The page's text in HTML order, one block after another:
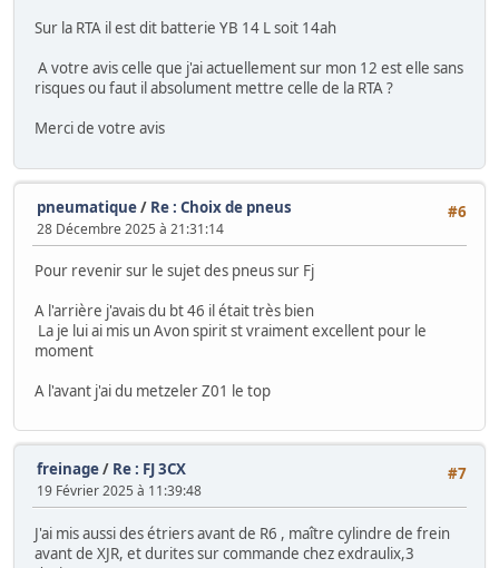
Sur la RTA il est dit batterie YB 14 L soit 14ah
A votre avis celle que j'ai actuellement sur mon 12 est elle sans
risques ou faut il absolument mettre celle de la RTA ?
Merci de votre avis
#6
pneumatique/ Re : Choix de pneus
28 Décembre 2025 à 21:31:14
Pour revenir sur le sujet des pneus sur Fj
A l'arrière j'avais du bt 46 il était très bien
La je lui ai mis un Avon spirit st vraiment excellent pour le
moment
A l'avant j'ai du metzeler Z01 le top
#7
freinage/ Re : FJ 3CX
19 Février 2025 à 11:39:48
J'ai mis aussi des étriers avant de R6 , maître cylindre de frein
avant de XJR, et durites sur commande chez exdraulix,3